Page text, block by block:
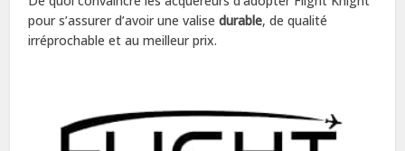
pour s’assurer d’avoir une valisedurable, de qualité
irréprochable et au meilleur prix.